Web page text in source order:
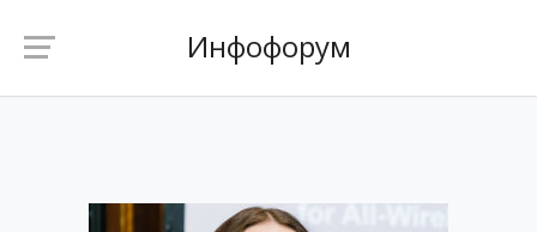
Инфофорум